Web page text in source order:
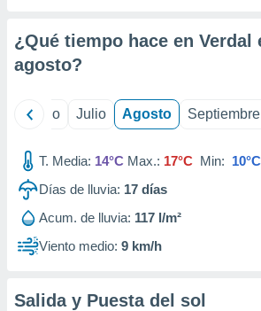
de
1199
¿Qué tiempo hace en Verdal
agosto?
Junio Julio Agosto Septiembre
T. Media: 14°C Max.: 17°C Min: 10°C
Días de lluvia: 17 días
Acum. de lluvia: 117 l/m²
Viento medio: 9 km/h
Salida y Puesta del sol